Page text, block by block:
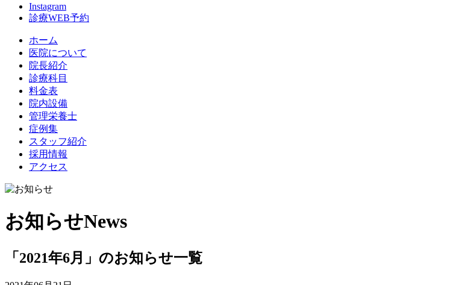
Instagram
診療WEB予約
ホーム
医院について
院長紹介
診療科目
料金表
院内設備
管理栄養士
症例集
スタッフ紹介
採用情報
アクセス
お知らせNews
「2021年6月」のお知らせ一覧